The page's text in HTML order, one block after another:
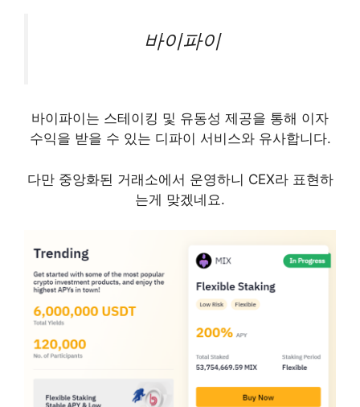
바이파이
바이파이는 스테이킹 및 유동성 제공을 통해 이자
수익을 받을 수 있는 디파이 서비스와 유사합니다.
다만 중앙화된 거래소에서 운영하니 CEX라 표현하
는게 맞겠네요.